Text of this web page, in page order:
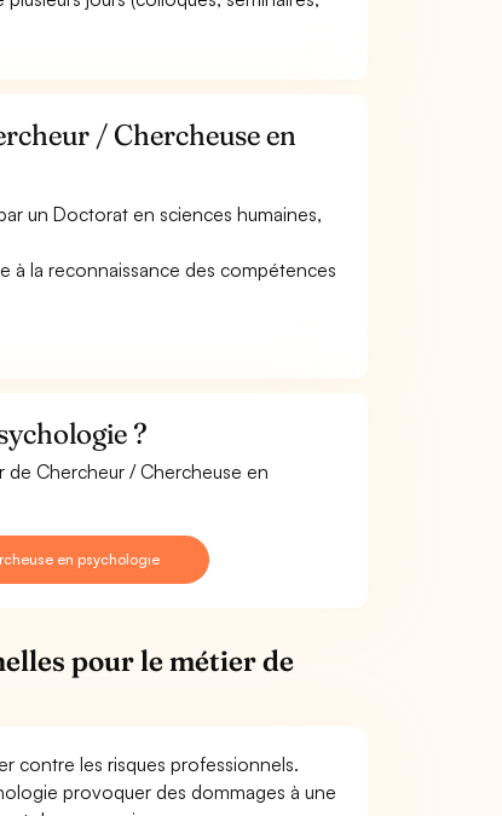
/ Chercheuse en
un Doctorat en sciences humaines,
à la reconnaissance des compétences
?
de Chercheur / Chercheuse en
en psychologie
pour le métier de
contre les risques professionnels.
provoquer des dommages à une